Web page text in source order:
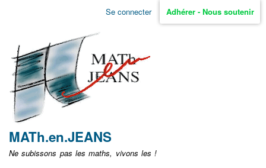
Aller
non
identifié
Se connecter Adhérer - Nous soutenir
MATh.en.JEANS
Ne subissons pas les maths, vivons les !